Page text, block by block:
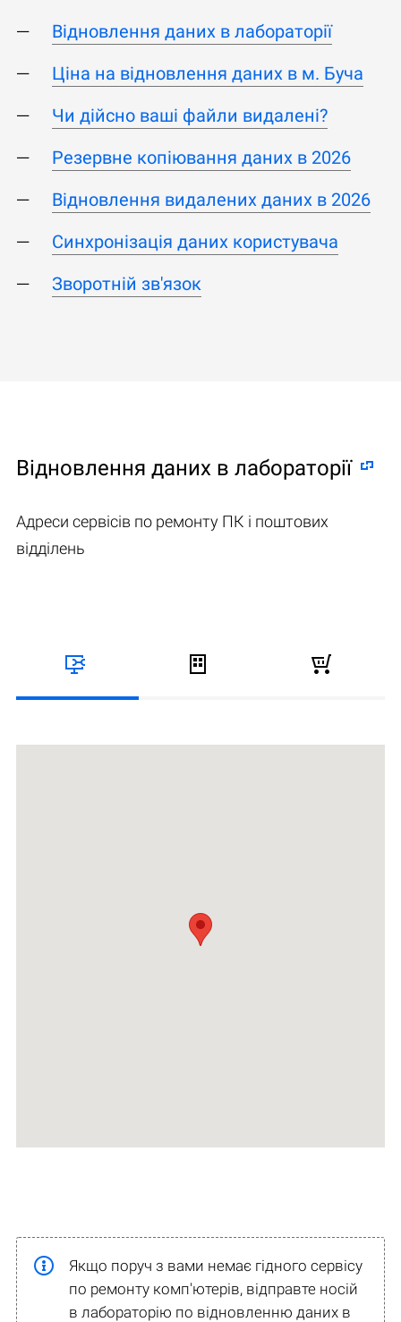
Відновлення даних в лабораторії
Ціна на відновлення даних в м. Буча
Чи дійсно ваші файли видалені?
Резервне копіювання даних в 2026
Відновлення видалених даних в 2026
Синхронізація даних користувача
Зворотній зв'язок
Відновлення даних в лабораторії
Адреси сервісів по ремонту ПК і поштових
відділень
Якщо поруч з вами немає гідного сервісу
по ремонту комп'ютерів, відправте носій
в лабораторію по відновленню даних в